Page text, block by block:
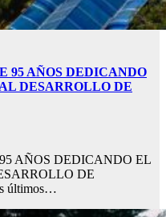
AÑOS DEDICANDO
DESARROLLO DE
AÑOS DEDICANDO EL
DE
últimos…